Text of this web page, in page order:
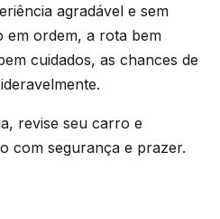
agradável e sem
em ordem, a rota bem
cuidados, as chances de
revise seu carro e
com segurança e prazer.